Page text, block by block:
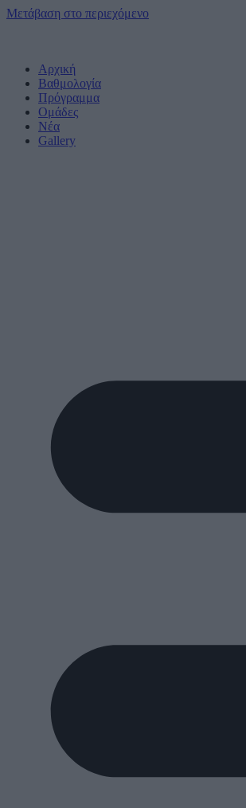
Μετάβαση στο περιεχόμενο
Αρχική
Βαθμολογία
Πρόγραμμα
Ομάδες
Νέα
Gallery